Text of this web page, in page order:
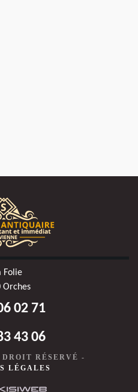
Folie
Orches
02 71
43 06
DROIT RÉSERVÉ -
LÉGALES